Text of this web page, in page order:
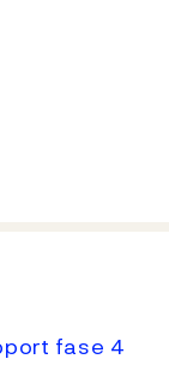
fase 4